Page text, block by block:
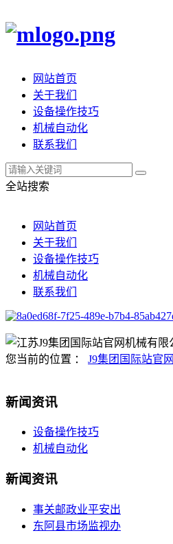
网站首页
关于我们
设备操作技巧
机械自动化
联系我们
全站搜索
网站首页
关于我们
设备操作技巧
机械自动化
联系我们
您当前的位置 ： J9集团国际站官网
新闻资讯
设备操作技巧
机械自动化
新闻资讯
事关邮政业平安出
东阿县市场监视办